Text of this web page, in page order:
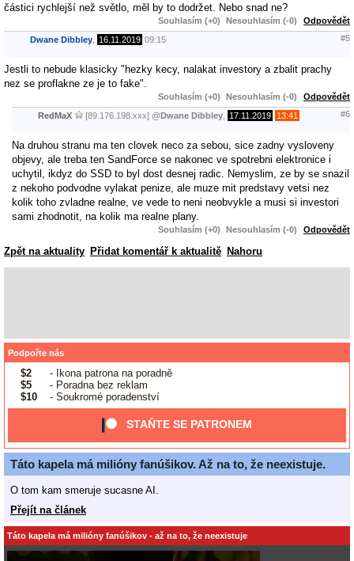
částici rychlejší než světlo, měl by to dodržet. Nebo snad ne?
Souhlasím (+0) Nesouhlasím (-0) Odpovědět
Dwane Dibbley 16.11.2019 09:15 #5
Jestli to nebude klasicky "hezky kecy, nalakat investory a zbalit prachy
nez se proflakne ze je to fake".
Souhlasím (+0) Nesouhlasím (-0) Odpovědět
RedMaX [89.176.198.xxx] @Dwane Dibbley 17.11.2019 13:41 #6
Na druhou stranu ma ten clovek neco za sebou, sice zadny vysloveny
objevy, ale treba ten SandForce se nakonec ve spotrebni elektronice i
uchytil, ikdyz do SSD to byl dost desnej radic. Nemyslim, ze by se snazil
z nekoho podvodne vylakat penize, ale muze mit predstavy vetsi nez
kolik toho zvladne realne, ve vede to neni neobvykle a musi si investori
sami zhodnotit, na kolik ma realne plany.
Souhlasím (+0) Nesouhlasím (-0) Odpovědět
Zpět na aktuality Přidat komentář k aktualitě Nahoru
Podpořte nás
$2
- Ikona patrona na poradně
$5
- Poradna bez reklam
$10
- Soukromé poradenství
STAŇTE SE PATRONEM
Táto kapela má milióny fanúšikov. Až na to, že neexistuje.
O tom kam smeruje sucasne AI.
Přejít na článek
Táto kapela má milióny fanúšikov - až na to, že neexistuje